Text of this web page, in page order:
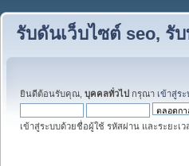
รับดันเว็บไซต์ seo, รั
ยินดีต้อนรับคุณ, บุคคลทั่วไป กรุณา เข้าสู่ร
เข้าสู่ระบบด้วยชื่อผู้ใช้ รหัสผ่าน และระยะเ